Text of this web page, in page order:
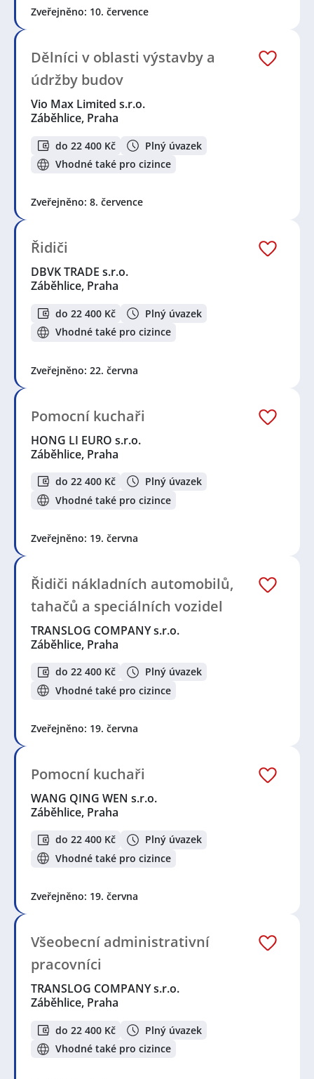
Zveřejněno: 10. července
Dělníci v oblasti výstavby a
údržby budov
Vio Max Limited s.r.o.
Záběhlice, Praha
do 22 400 Kč
Plný úvazek
Vhodné také pro cizince
Zveřejněno: 8. července
Řidiči
DBVK TRADE s.r.o.
Záběhlice, Praha
do 22 400 Kč
Plný úvazek
Vhodné také pro cizince
Zveřejněno: 22. června
Pomocní kuchaři
HONG LI EURO s.r.o.
Záběhlice, Praha
do 22 400 Kč
Plný úvazek
Vhodné také pro cizince
Zveřejněno: 19. června
Řidiči nákladních automobilů,
tahačů a speciálních vozidel
TRANSLOG COMPANY s.r.o.
Záběhlice, Praha
do 22 400 Kč
Plný úvazek
Vhodné také pro cizince
Zveřejněno: 19. června
Pomocní kuchaři
WANG QING WEN s.r.o.
Záběhlice, Praha
do 22 400 Kč
Plný úvazek
Vhodné také pro cizince
Zveřejněno: 19. června
Všeobecní administrativní
pracovníci
TRANSLOG COMPANY s.r.o.
Záběhlice, Praha
do 22 400 Kč
Plný úvazek
Vhodné také pro cizince